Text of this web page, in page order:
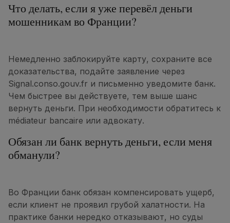
Что делать, если я уже перевёл деньги
мошенникам во Франции?
Немедленно заблокируйте карту, сохраните все
доказательства, подайте заявление через
Signal.conso.gouv.fr и письменно уведомите банк.
Чем быстрее вы действуете, тем выше шанс
вернуть деньги. При необходимости обратитесь к
médiateur bancaire или адвокату.
Обязан ли банк вернуть деньги, если меня
обманули?
Во Франции банк обязан компенсировать ущерб,
если клиент не проявил грубой халатности. На
практике банки нередко отказывают, но суды